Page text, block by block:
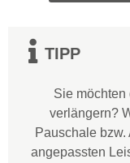
TIPP
Sie
verlängern?
Pauschale
angepassten